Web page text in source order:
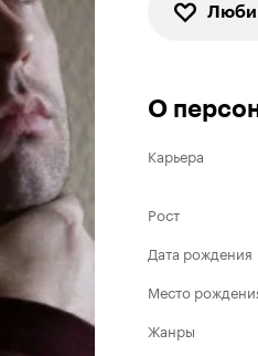
О
Карьера
Рост
Дата рождения
Место
Жанры